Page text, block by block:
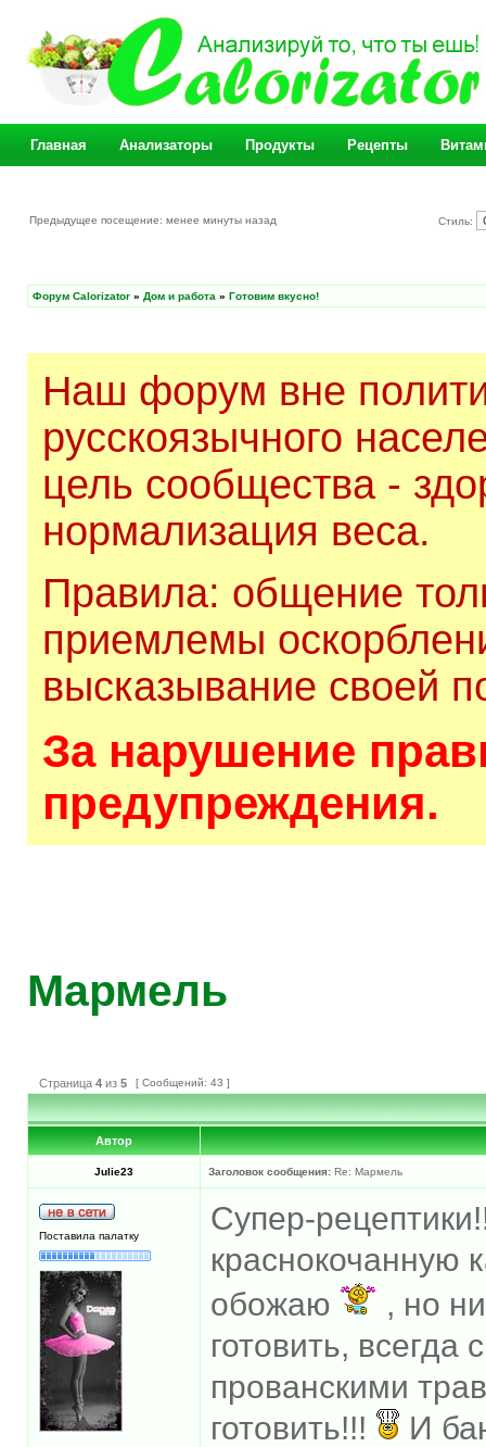
Главная Анализаторы Продукты Рецепты
Предыдущее посещение: менее минуты назад Стиль:
Форум Calorizator » Дом и работа » Готовим вкусно!
Наш форум вне
русскоязычного
цель сообщества -
нормализация веса.
Правила: общение
приемлемы
высказывание своей
За нарушение
предупреждения.
Мармель
Страница 4 из 5 [ Сообщений: 43 ]
Автор
Julie23 Заголовок сообщения: Re: Мармель
Поставила палатку
Супер-
краснокочанную
обожаю
, но
готовить,
прованскими
готовить!!!
И